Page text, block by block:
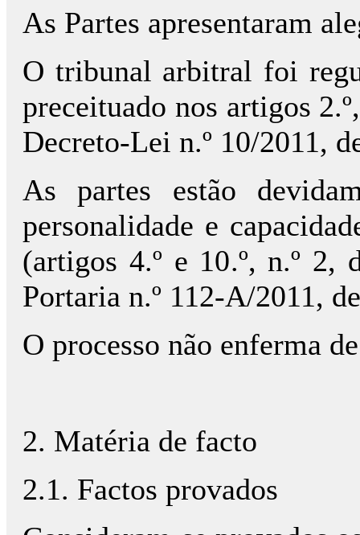
As Partes apresentaram
O tribunal arbitral foi
preceituado nos artigos
Decreto-Lei n.º 10/2011,
As partes estão
personalidade e
(artigos 4.º e 10.º, n.º 2,
Portaria n.º 112-A/2011,
O processo não enferma
2. Matéria de facto
2.1. Factos provados